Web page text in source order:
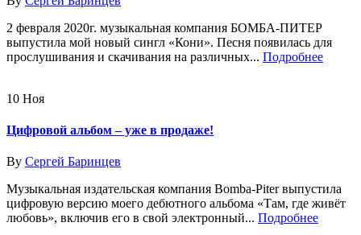
2 февраля 2020г. музыкальная компания БОМБА-ПИТЕР
выпустила мой новый сингл «Кони». Песня появилась для
прослушивания и скачивания на различных... Подробнее
10 Ноя
Цифровой альбом – уже в продаже!
By Сергей Баринцев
Музыкальная издательская компания Bomba-Piter выпустила
цифровую версию моего дебютного альбома «Там, где живёт
любовь», включив его в свой электронный... Подробнее